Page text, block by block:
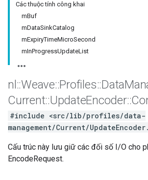
Các thuộc tính công khai
mBuf
mDataSinkCatalog
mExpiryTimeMicroSecond
mInProgressUpdateList
nl ::Weave::Profiles::Data
Current::UpdateEncoder::
#include <src/lib/profiles/data-
management/Current/
Cấu trúc này lưu giữ các đối số I/O cho
EncodeRequest.